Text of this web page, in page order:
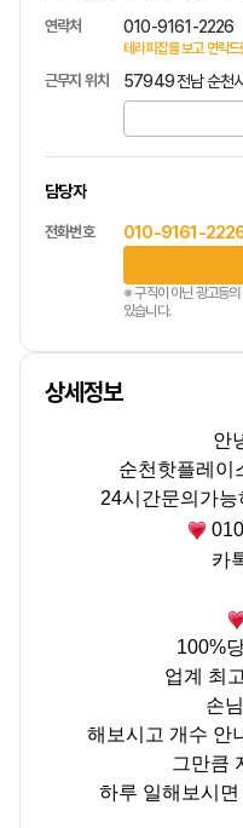
연락처 010-9161-2226
테라피잡를 보고 연락
근무지 위치 57949 전남 순천
담당자
전화번호 010-9161-
※ 구직이 아닌 광고등
있습니다.
상세정보
안
순천핫플레이
24시간문의가능
카
100%
업계 최
손
해보시고 개수 안
그만큼
하루 일해보시